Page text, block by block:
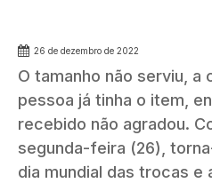
26 de dezembro de 2022
O tamanho não serviu, a
pessoa já tinha o item,
recebido não agradou.
segunda-feira (26),
dia mundial das trocas e